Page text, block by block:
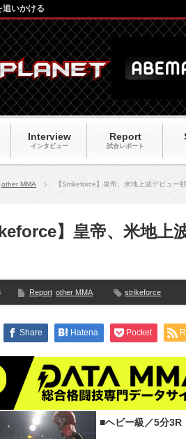
Interview
インタビュー
Report
試合レポート
追いかける
other MMA 【Strikeforce】皇帝、米地上波デビュー
】皇帝、米地上
Report other MMA strikeforce
Share Hatena Pocket
■ヘビー級／5分3R